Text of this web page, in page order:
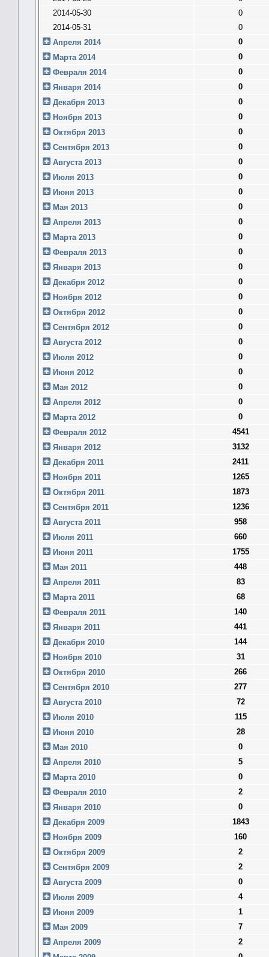
2014-05-30
0
2014-05-31
0
Апреля 2014
0
Марта 2014
0
Февраля 2014
0
Января 2014
0
Декабря 2013
0
Ноября 2013
0
Октября 2013
0
Сентября 2013
0
Августа 2013
0
Июля 2013
0
Июня 2013
0
Мая 2013
0
Апреля 2013
0
Марта 2013
0
Февраля 2013
0
Января 2013
0
Декабря 2012
0
Ноября 2012
0
Октября 2012
0
Сентября 2012
0
Августа 2012
0
Июля 2012
0
Июня 2012
0
Мая 2012
0
Апреля 2012
0
Марта 2012
0
Февраля 2012
4541
Января 2012
3132
Декабря 2011
2411
Ноября 2011
1265
Октября 2011
1873
Сентября 2011
1236
Августа 2011
958
Июля 2011
660
Июня 2011
1755
Мая 2011
448
Апреля 2011
83
Марта 2011
68
Февраля 2011
140
Января 2011
441
Декабря 2010
144
Ноября 2010
31
Октября 2010
266
Сентября 2010
277
Августа 2010
72
Июля 2010
115
Июня 2010
28
Мая 2010
0
Апреля 2010
5
Марта 2010
0
Февраля 2010
2
Января 2010
0
Декабря 2009
1843
Ноября 2009
160
Октября 2009
2
Сентября 2009
2
Августа 2009
0
Июля 2009
4
Июня 2009
1
Мая 2009
7
Апреля 2009
2